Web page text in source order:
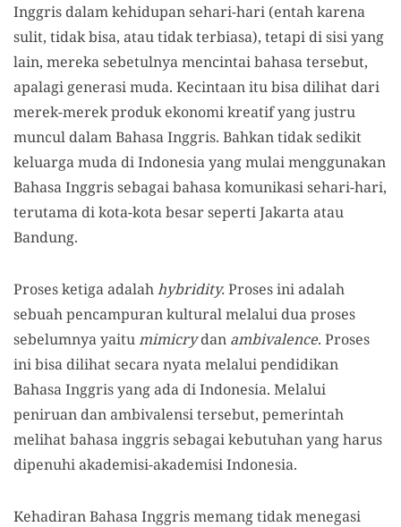
Inggris dalam kehidupan sehari-hari (entah karena
sulit, tidak bisa, atau tidak terbiasa), tetapi di sisi yang
lain, mereka sebetulnya mencintai bahasa tersebut,
apalagi generasi muda. Kecintaan itu bisa dilihat dari
merek-merek produk ekonomi kreatif yang justru
muncul dalam Bahasa Inggris. Bahkan tidak sedikit
keluarga muda di Indonesia yang mulai menggunakan
Bahasa Inggris sebagai bahasa komunikasi sehari-hari,
terutama di kota-kota besar seperti Jakarta atau
Bandung.
Proses ketiga adalahhybridity.Proses ini adalah
sebuah pencampuran kultural melalui dua proses
sebelumnya yaitumimicrydan ambivalence. Proses
ini bisa dilihat secara nyata melalui pendidikan
Bahasa Inggris yang ada di Indonesia. Melalui
peniruan dan ambivalensi tersebut, pemerintah
melihat bahasa inggris sebagai kebutuhan yang harus
dipenuhi akademisi-akademisi Indonesia.
Kehadiran Bahasa Inggris memang tidak menegasi